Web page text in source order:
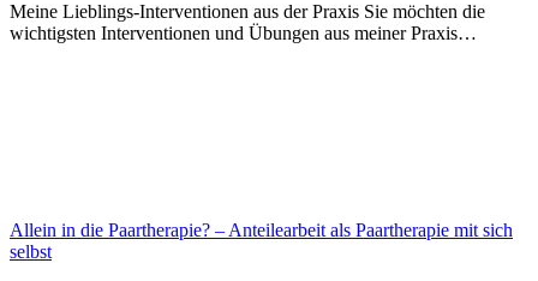
Meine Lieblings-Interventionen aus der Praxis Sie möchten die
wichtigsten Interventionen und Übungen aus meiner Praxis…
Allein in die Paartherapie? – Anteilearbeit als Paartherapie mit sich
selbst